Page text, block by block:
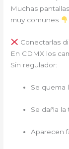
Muchas pantallas
muy comunes
Conectarlas
En CDMX los
Sin regulador:
Se quema
Se daña la
Aparecen